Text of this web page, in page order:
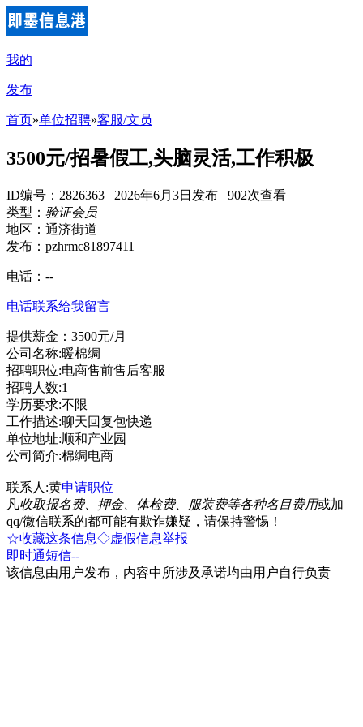
我的
发布
首页»单位招聘»客服/文员
3500元/招暑假工,头脑灵活,工作积极
ID编号：2826363 2026年6月3日发布 902次查看
类型： 验证会员
地区：通济街道
发布：pzhrmc81897411
电话： --
电话联系给我留言
提供薪金：3500元/月
公司名称:暖棉绸
招聘职位:电商售前售后客服
招聘人数:1
学历要求:不限
工作描述:聊天回复包快递
单位地址:顺和产业园
公司简介:棉绸电商
联系人:黄申请职位
凡收取报名费、押金、体检费、服装费等各种名目费用或加
qq/微信联系的都可能有欺诈嫌疑，请保持警惕！
☆收藏这条信息◇虚假信息举报
即时通短信--
该信息由用户发布，内容中所涉及承诺均由用户自行负责